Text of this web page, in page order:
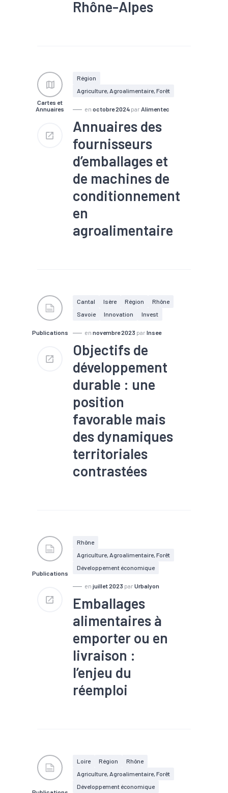
Rhône-Alpes
économique
Cartes et
Annuaires
Région
Agriculture, Agroalimentaire, Forêt
en octobre 2024 par Alimentec
Annuaires des
fournisseurs
d’emballages et
de machines de
conditionnement
en
agroalimentaire
Publications
Cantal Isère Région
Rhône
Savoie
Innovation Invest
en novembre 2023 par Insee
Objectifs de
développement
durable : une
position
favorable mais
des dynamiques
territoriales
contrastées
énergétique
Publications
Rhône
Agriculture, Agroalimentaire, Forêt
Développement économique
en juillet 2023 par Urbalyon
Emballages
alimentaires à
emporter ou en
livraison :
l’enjeu du
réemploi
circulaire
#Economie de
Loire Région
Rhône
Agriculture, Agroalimentaire, Forêt
Développement économique